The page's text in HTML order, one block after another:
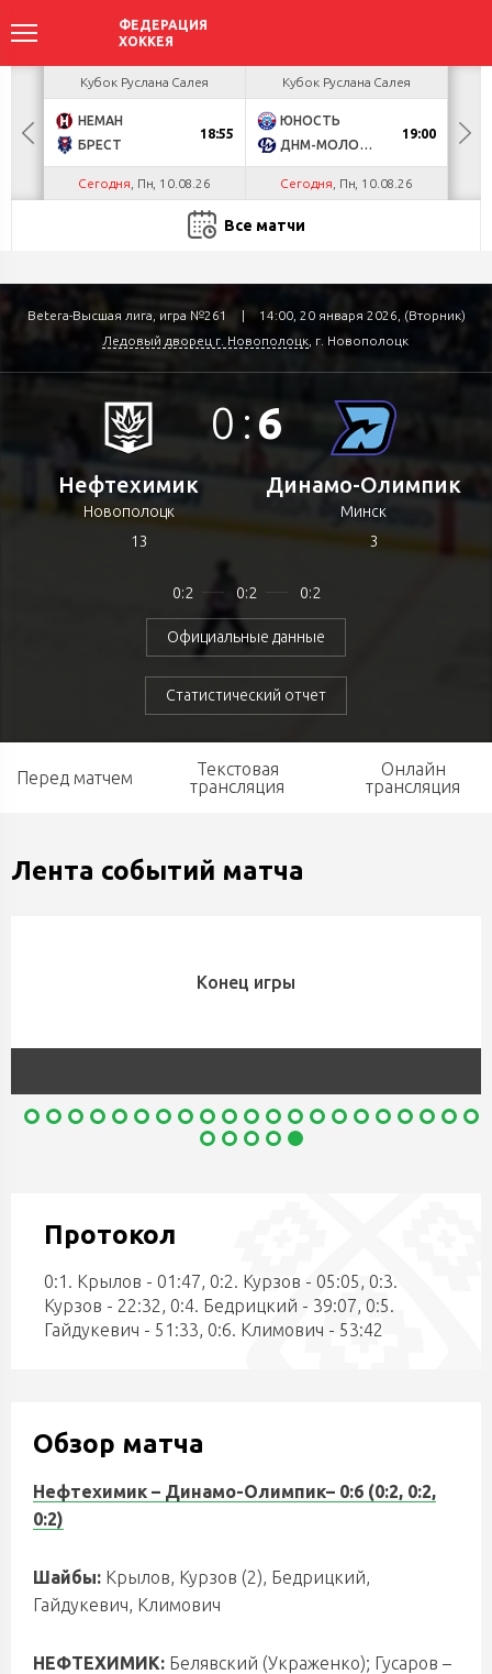
Кубок Руслана Салея
НЕМАН
БРЕСТ
18:55
Сегодня , Пн, 10.08.26
Кубок Руслана Салея
ЮНОСТЬ
ДНМ-МОЛОДЕЧНО
19:00
Сегодня , Пн, 10.08.26
Все матчи
Betera-Высшая лига, игра №261 |
14:00, 20 января 2026, (Вторник)
Ледовый дворец г. Новополоцк, г. Новополоцк
Нефтехимик
Новополоцк
13
0 : 6
0:2 0:2 0:2
Официальные данные
Статистический отчет
Динамо-Олимпик
Минск
3
Перед матчем
Текстовая
трансляция
Онлайн
трансляция
Лента событий матча
Конец игры
Протокол
0:1. Крылов - 01:47, 0:2. Курзов - 05:05, 0:3.
Курзов - 22:32, 0:4. Бедрицкий - 39:07, 0:5.
Гайдукевич - 51:33, 0:6. Климович - 53:42
Обзор матча
Нефтехимик – Динамо-Олимпик– 0:6 (0:2, 0:2,
0:2)
Шайбы: Крылов, Курзов (2), Бедрицкий,
Гайдукевич, Климович
НЕФТЕХИМИК: Белявский (Украженко); Гусаров –